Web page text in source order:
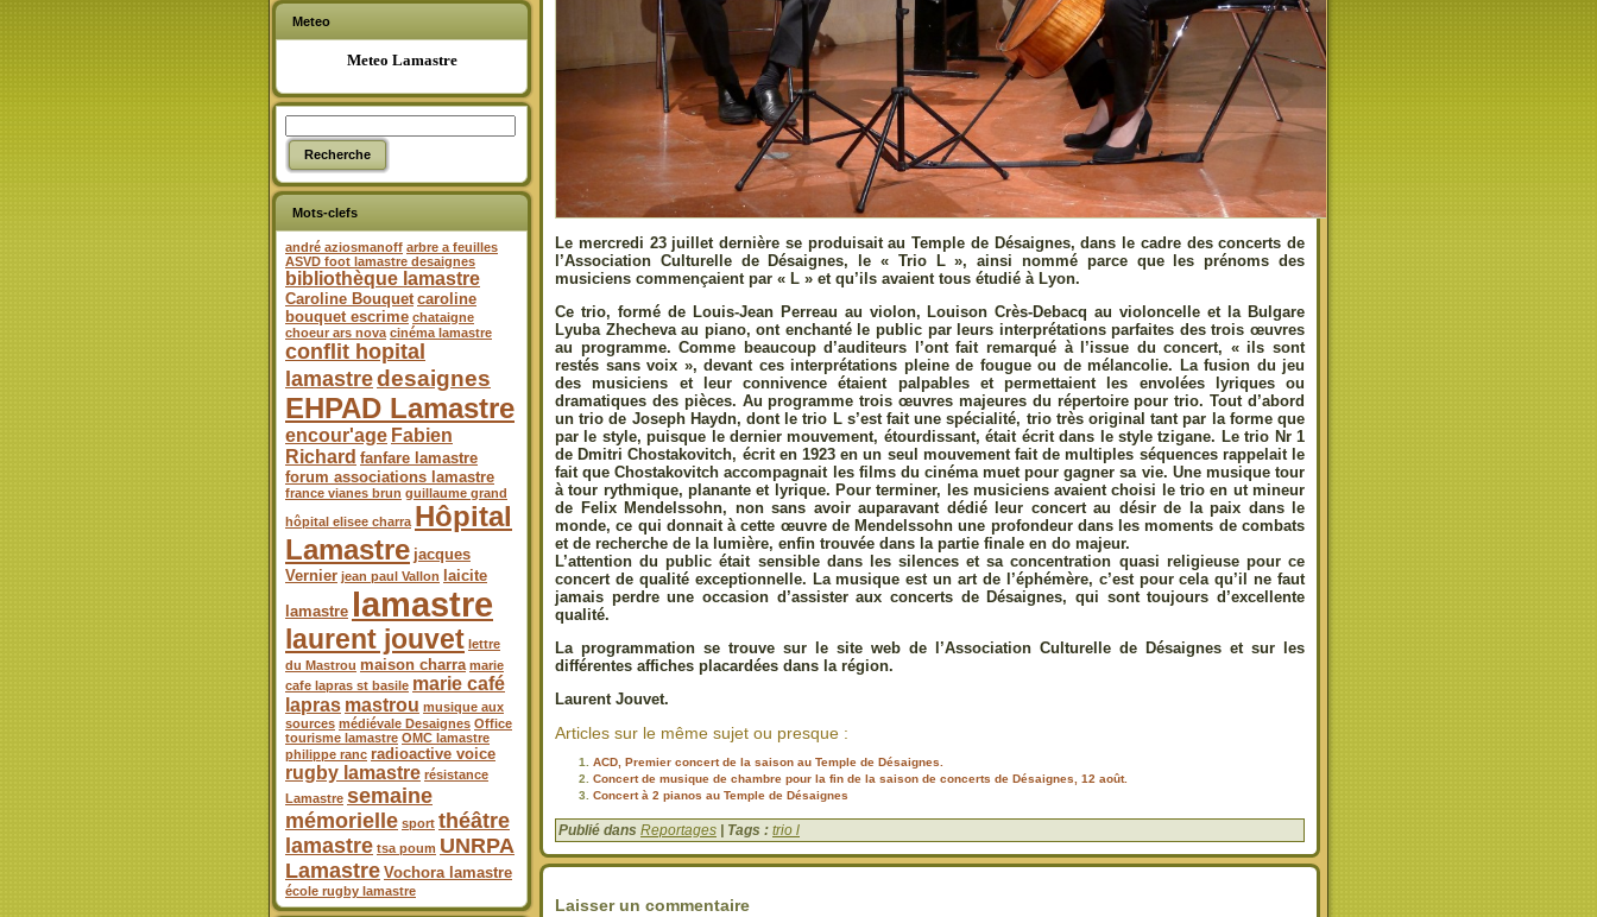
Meteo
Meteo Lamastre
Mots-clefs
andré aziosmanoff arbre a feuilles
ASVD foot lamastre desaignes
bibliothèque lamastre
Caroline Bouquet caroline
bouquet escrime chataigne
choeur ars nova cinéma lamastre
conflit hopital
lamastredesaignes
EHPAD Lamastre
encour'age Fabien
Richard fanfare lamastre
forum associations lamastre
france vianes brun guillaume grand
hôpital elisee charra Hôpital
Lamastre jacques
Vernier jean paul Vallon
laicite
lamastre lamastre
laurent jouvet lettre
du Mastrou maison charra marie
cafe lapras st basile marie café
lapras mastrou musique aux
sources médiévale Desaignes Office
tourisme lamastre OMC lamastre
philippe ranc radioactive voice
rugby lamastre résistance
Lamastre semaine
mémorielle sport théâtre
lamastre tsa poum UNRPA
Lamastre Vochora lamastre
école rugby lamastre
Le mercredi 23 juillet dernière se produisait au Temple de Désaignes, dans le cadre des concerts de
l’Association Culturelle de Désaignes, le « Trio L », ainsi nommé parce que les prénoms des
musiciens commençaient par « L » et qu’ils avaient tous étudié à Lyon.
Ce trio, formé de Louis-Jean Perreau au violon, Louison Crès-Debacq au violoncelle et la Bulgare
Lyuba Zhecheva au piano, ont enchanté le public par leurs interprétations parfaites des trois œuvres
au programme. Comme beaucoup d’auditeurs l’ont fait remarqué à l’issue du concert, « ils sont
restés sans voix », devant ces interprétations pleine de fougue ou de mélancolie. La fusion du jeu
des musiciens et leur connivence étaient palpables et permettaient les envolées lyriques ou
dramatiques des pièces. Au programme trois œuvres majeures du répertoire pour trio. Tout d’abord
un trio de Joseph Haydn, dont le trio L s’est fait une spécialité, trio très original tant par la forme que
par le style, puisque le dernier mouvement, étourdissant, était écrit dans le style tzigane. Le trio Nr 1
de Dmitri Chostakovitch, écrit en 1923 en un seul mouvement fait de multiples séquences rappelait le
fait que Chostakovitch accompagnait les films du cinéma muet pour gagner sa vie. Une musique tour
à tour rythmique, planante et lyrique. Pour terminer, les musiciens avaient choisi le trio en ut mineur
de Felix Mendelssohn, non sans avoir auparavant dédié leur concert au désir de la paix dans le
monde, ce qui donnait à cette œuvre de Mendelssohn une profondeur dans les moments de combats
et de recherche de la lumière, enfin trouvée dans la partie finale en do majeur.
L’attention du public était sensible dans les silences et sa concentration quasi religieuse pour ce
concert de qualité exceptionnelle. La musique est un art de l’éphémère, c’est pour cela qu’il ne faut
jamais perdre une occasion d’assister aux concerts de Désaignes, qui sont toujours d’excellente
qualité.
La programmation se trouve sur le site web de l’Association Culturelle de Désaignes et sur les
différentes affiches placardées dans la région.
Laurent Jouvet.
Articles sur le même sujet ou presque :
ACD, Premier concert de la saison au Temple de Désaignes.
Concert de musique de chambre pour la fin de la saison de concerts de Désaignes, 12 août.
Concert à 2 pianos au Temple de Désaignes
Publié dans Reportages | Tags : trio l
Laisser un commentaire